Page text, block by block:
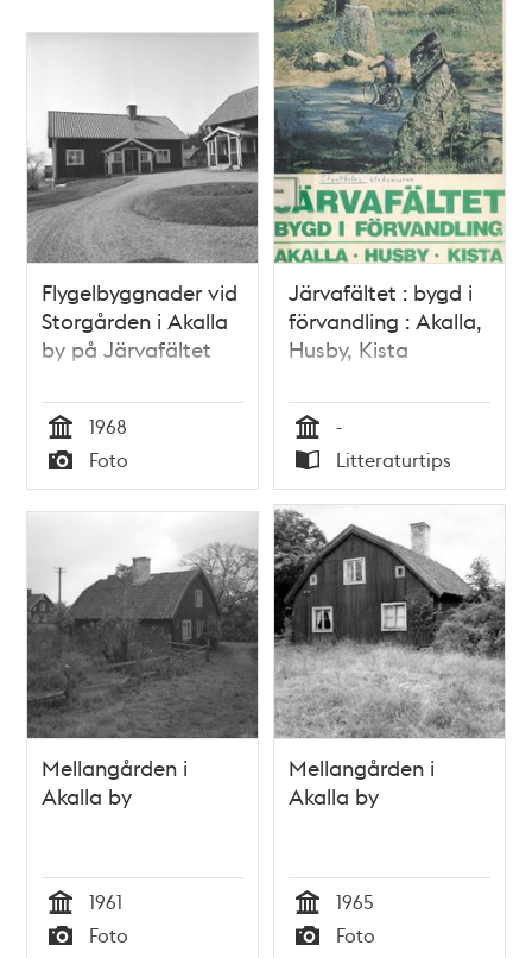
Flygelbyggnader vid
Storgården i Akalla
by på Järvafältet
Tid
1968
Typ
Foto
Järvafältet : bygd i
förvandling : Akalla,
Husby, Kista
Tid
-
Typ
Litteraturtips
Mellangården i
Akalla by
Tid
1961
Foto
Mellangården i
Akalla by
Tid
1965
Foto